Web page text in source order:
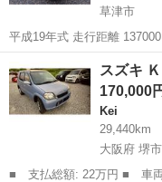
草津市
平成19年式 走行距離 137000キロ 車検切れ タッチペン跡、小傷、エク
ボ、洗車傷程度はあるとおもいます。 禁煙車で
Kei
スズキ
170,000
Kei
29,440km
大阪府 堺市
■ 支払総額: 22万円 ■ 車両本体価格： 170,000 円 ■ メーカー